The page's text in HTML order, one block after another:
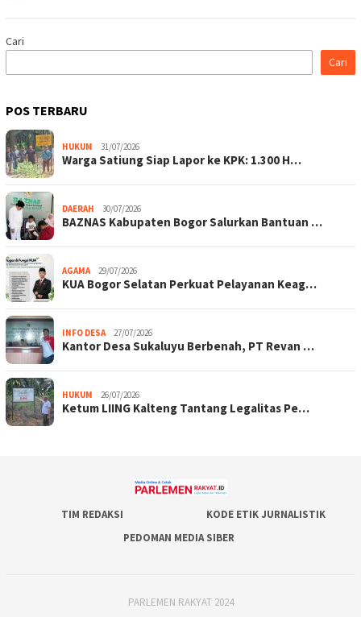
Cari
Cari
POS TERBARU
HUKUM 31/07/2026
Warga Satiung Siap Lapor ke KPK: 1.300 H…
DAERAH 30/07/2026
BAZNAS Kabupaten Bogor Salurkan Bantuan …
AGAMA 29/07/2026
KUA Bogor Selatan Perkuat Pelayanan Keag…
INFO DESA 27/07/2026
Kantor Desa Sukaluyu Berbenah, PT Revan …
HUKUM 26/07/2026
Ketum LIING Kalteng Tantang Legalitas Pe…
TIM REDAKSI
KODE ETIK JURNALISTIK
PEDOMAN MEDIA SIBER
PARLEMEN RAKYAT 2024